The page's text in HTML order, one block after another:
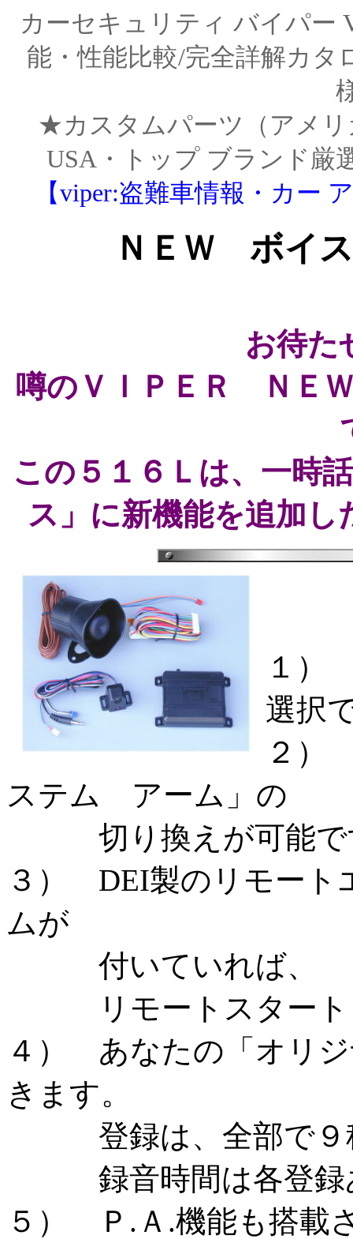
カーセキュリティ バイパー
能・性能比較/完全詳解カタ
★カスタムパーツ（アメリ
USA・トップ ブランド厳
【viper:盗難車情報・カー
ＮＥＷ ボイ
お待た
噂のＶＩＰＥＲ Ｎ
この５１６Ｌは、一時
ス」に新機能を追加
１）
選択
２）
ステム アーム」の
切り換えが可能で
３） DEI製のリモート
ムが
付いていれば、
リモートスタート・
４） あなたの「オリ
きます。
登録は、全部で９
録音時間は各登録
５） Ｐ.Ａ.機能も搭載